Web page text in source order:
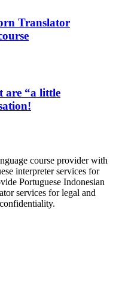
Translator
are “a little
course provider with
interpreter services for
Portuguese Indonesian
services for legal and